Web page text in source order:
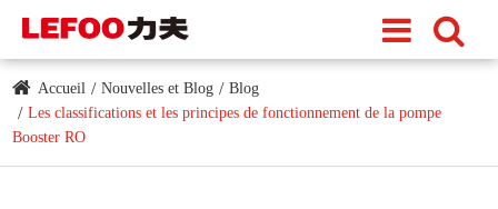
Accueil Nouvelles et Blog
Blog
Les classifications et les principes de fonctionnement de la pompe
Booster RO